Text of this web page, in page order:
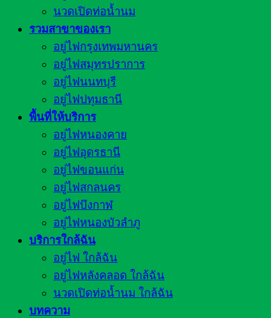
นวดเปิดท่อน้ำนม
รวมสาขาของเรา
อยู่ไฟกรุงเทพมหานคร
อยู่ไฟสมุทรปราการ
อยู่ไฟนนทบุรี
อยู่ไฟปทุมธานี
พื้นที่ให้บริการ
อยู่ไฟหนองคาย
อยู่ไฟอุดรธานี
อยู่ไฟขอนแก่น
อยู่ไฟสกลนคร
อยู่ไฟบึงกาฬ
อยู่ไฟหนองบัวลำภู
บริการใกล้ฉัน
อยู่ไฟ ใกล้ฉัน
อยู่ไฟหลังคลอด ใกล้ฉัน
นวดเปิดท่อน้ำนม ใกล้ฉัน
บทความ